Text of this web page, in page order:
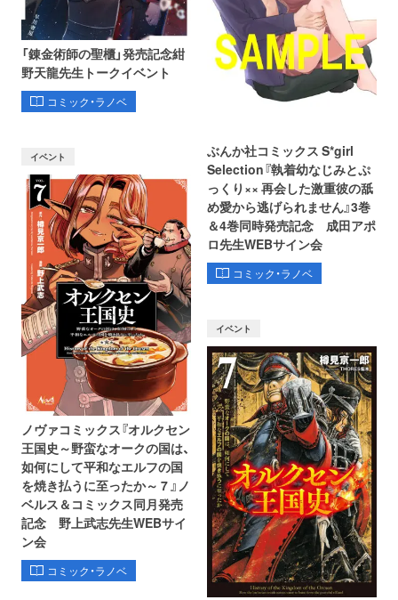
「錬金術師の聖櫃」発売記念紺
野天龍先生トークイベント
コミック・ラノベ
ぶんか社コミックス S*girl
Selection『執着幼なじみとぷ
っくり×× 再会した激重彼の舐
め愛から逃げられません』3巻
＆4巻同時発売記念 成田アポ
ロ先生WEBサイン会
コミック・ラノベ
イベント
ノヴァコミックス『オルクセン
王国史～野蛮なオークの国は、
如何にして平和なエルフの国
を焼き払うに至ったか～ 7 』ノ
ベルス＆コミックス同月発売
記念 野上武志先生WEBサイ
ン会
コミック・ラノベ
イベント